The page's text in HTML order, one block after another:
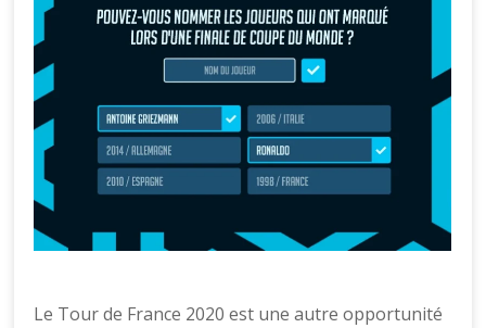
Le Tour de France 2020 est une autre opportunité